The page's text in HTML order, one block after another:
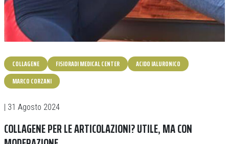
COLLAGENE FISIORADI MEDICAL CENTER
ACIDO IALURONICO
MARCO CORZANI
| 31 Agosto 2024
COLLAGENE PER LE ARTICOLAZIONI? UTILE, MA CON